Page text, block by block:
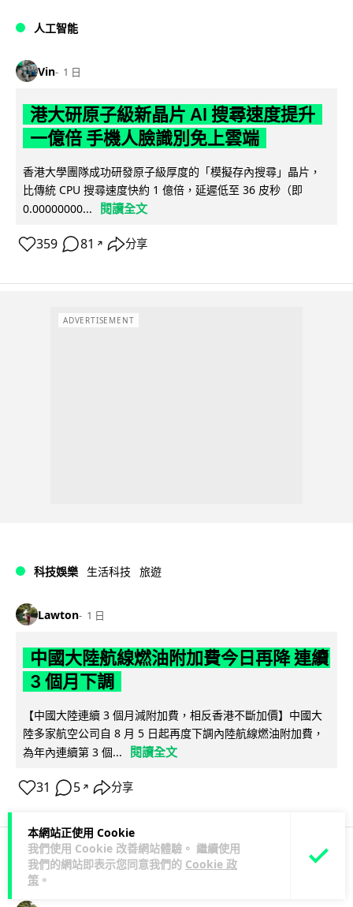
本網站正使用 Cookie
我們使用 Cookie 改善網站體驗。 繼續使用
我們的網站即表示您同意我們的 Cookie 政
策 。
人工智能
Vin 1 日
港大研原子級新晶片 AI 搜尋速度提升
一億倍 手機人臉識別免上雲端
香港大學團隊成功研發原子級厚度的「模擬存內搜尋」晶片，
比傳統 CPU 搜尋速度快約 1 億倍，延遲低至 36 皮秒（即
0.00000000...
閱讀全文
359 81 ↗ 分享
ADVERTISEMENT
科技娛樂 生活科技 旅遊
Lawton 1 日
中國大陸航線燃油附加費今日再降 連續
3 個月下調
【中國大陸連續 3 個月減附加費，相反香港不斷加價】中國大
陸多家航空公司自 8 月 5 日起再度下調內陸航線燃油附加費，
為年內連續第 3 個...
閱讀全文
31 5 ↗ 分享
科技娛樂 生活科技 區塊鏈